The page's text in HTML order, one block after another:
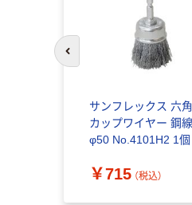
サンフレックス 六
カップワイヤー 鋼線
φ50 No.4101H2 1個
￥715 （税込）
前のスライドへ